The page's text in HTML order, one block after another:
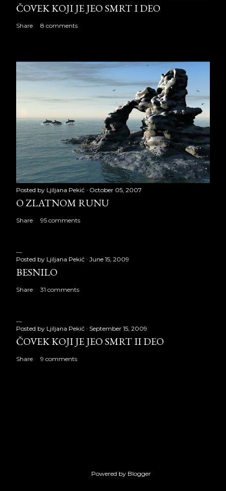
ČOVEK KOJI JE JEO SMRT I DEO
Share 8 comments
Posted by Ljiljana Pekić October 05, 2007
O ZLATNOM RUNU
Share 95 comments
Posted by Ljiljana Pekić June 15, 2009
BESNILO
Share 31 comments
Posted by Ljiljana Pekić September 15, 2009
ČOVEK KOJI JE JEO SMRT II DEO
Share 9 comments
Powered by Blogger